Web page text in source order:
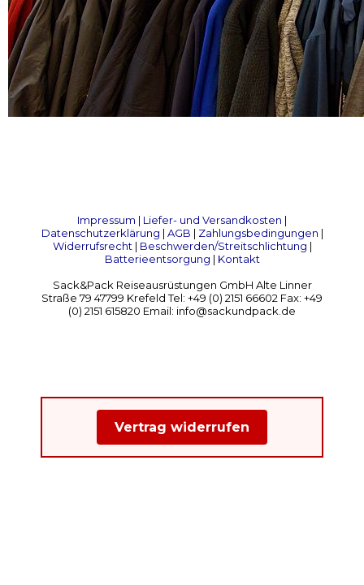
Impressum | Liefer- und Versandkosten |
Datenschutzerklärung | AGB | Zahlungsbedingungen |
Widerrufsrecht | Beschwerden/Streitschlichtung |
Batterieentsorgung | Kontakt
Sack&Pack Reiseausrüstungen GmbH Alte Linner
Straße 79 47799 Krefeld Tel: +49 (0) 2151 66602 Fax: +49
(0) 2151 615820 Email: info@sackundpack.de
Vertrag widerrufen